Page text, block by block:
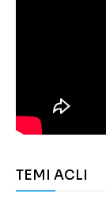
TEMI ACLI